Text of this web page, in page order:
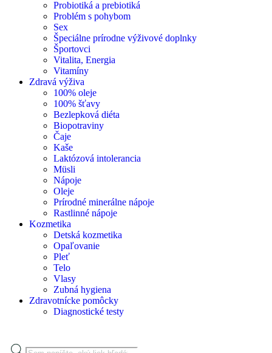
Probiotiká a prebiotiká
Problém s pohybom
Sex
Špeciálne prírodne výživové doplnky
Športovci
Vitalita, Energia
Vitamíny
Zdravá výživa
100% oleje
100% šťavy
Bezlepková diéta
Biopotraviny
Čaje
Kaše
Laktózová intolerancia
Müsli
Nápoje
Oleje
Prírodné minerálne nápoje
Rastlinné nápoje
Kozmetika
Detská kozmetika
Opaľovanie
Pleť
Telo
Vlasy
Zubná hygiena
Zdravotnícke pomôcky
Diagnostické testy